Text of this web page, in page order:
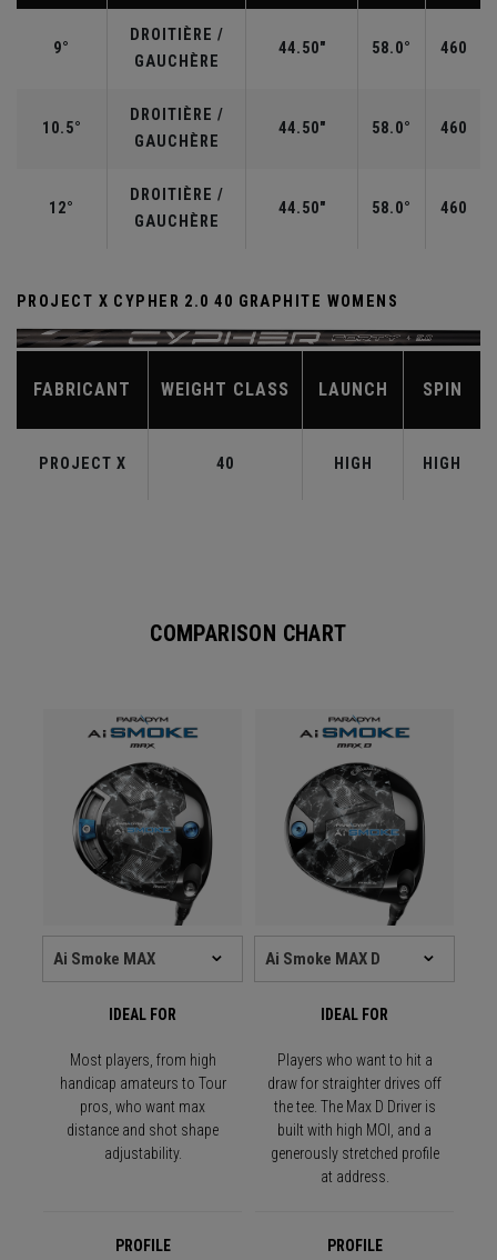
9°
DROITIÈRE /
GAUCHÈRE
44.50" 58.0° 460
10.5°
DROITIÈRE /
GAUCHÈRE
44.50" 58.0° 460
12°
DROITIÈRE /
GAUCHÈRE
44.50" 58.0° 460
PROJECT X CYPHER 2.0 40 GRAPHITE WOMENS
FABRICANT WEIGHT CLASS LAUNCH SPIN
PROJECT X 40 HIGH HIGH
COMPARISON CHART
IDEAL FOR IDEAL FOR
Most players, from high
handicap amateurs to Tour
pros, who want max
distance and shot shape
adjustability.
Players who want to hit a
draw for straighter drives off
the tee. The Max D Driver is
built with high MOI, and a
generously stretched profile
at address.
PROFILE PROFILE